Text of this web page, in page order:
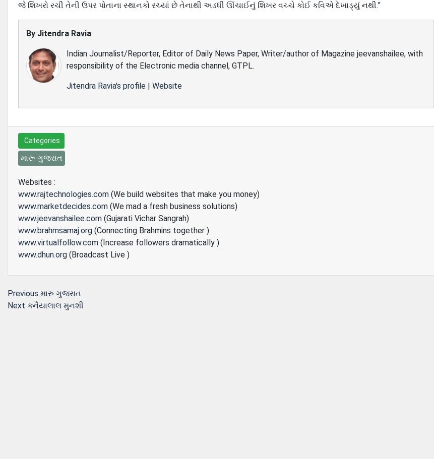
જે શિખરો રચી તેની ઉપર પોતાના સ્થાનકો રચ્યાં છે તેનાથી અડધી ઊંચાઈનું શિખર વચ્ચે કોઈ કવિએ દેખાડ્યું નથી.”
By Jitendra Ravia
Indian Journalist/Reporter, Editor of Daily News Paper, Writer/author of Magazine jeevanshailee, with
responsibility of the Electronic media channel, GTPL.
Jitendra Ravia's profile | Website
Categories
મારૂ ગુજરાત
Websites :
www.rajtechnologies.com (We build websites that make you money)
www.marketdecides.com (We mad a fresh business solutions)
www.jeevanshailee.com (Gujarati Vichar Sangrah)
www.brahmsamaj.org (Connecting Brahmins together )
www.virtualfollow.com (Increase followers dramatically )
www.dhun.org (Broadcast Live )
Post
navigation
Previous Previous
post:
મારુ ગુજરાત
Next Next
કનૈયાલાલ મુનશી